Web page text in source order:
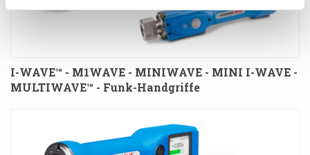
I-WAVE™ - M1WAVE - MINIWAVE - MINI I-WAVE -
MULTIWAVE™ - Funk-Handgriffe